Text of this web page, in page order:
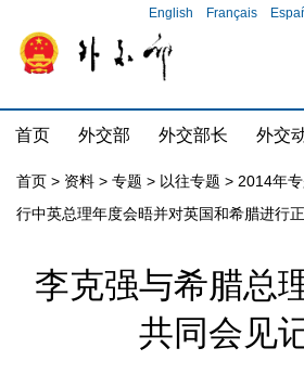
English Français
首页 外交部 外交部长 外交
首页 > 资料 > 专题 > 以往专题 > 2014年
行中英总理年度会晤并对英国和希腊进行
李克强与希腊总
共同会见